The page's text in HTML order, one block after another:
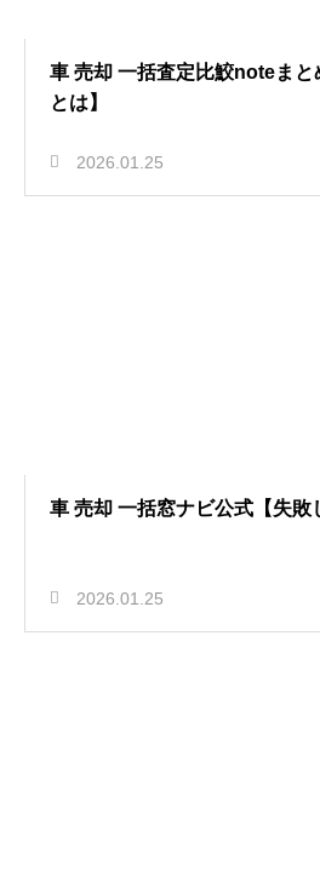
車 売却 一括査定比鮫noteまと
とは】
2026.01.25
車 売却 一括窓ナビ公式【失敗
2026.01.25